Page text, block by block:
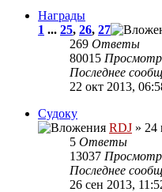
Награды
1 ... 25, 26, 27
269 Ответы
80015
Последнее
22 окт 2013,
Судоку
RDJ » 24
5 Ответы
13037
Последнее
26 сен 2013,